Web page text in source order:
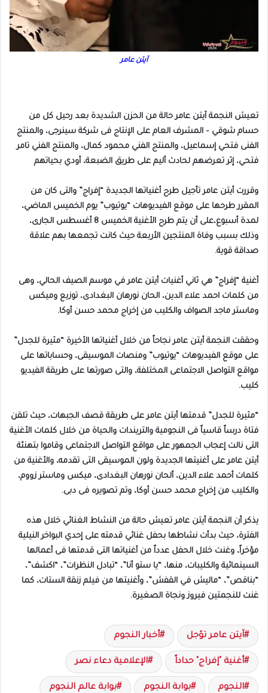
آيتن عامر
تعيش النجمة آيتن عامر حالة من الحزن الشديدة بعد رحيل كل من
حسام شوقي – المشرف العام على الإنتاج فى شركة سينرجى، والمنتج
الفنى فتحي إسماعيل، والمنتج الفني محمود كمال، والمنتج الفني تامر
فتحي، إثر تعرضهم لحادث أليم على طريق الضبعة، أودي بحياتهم
وقررت أيتن عامر تأجيل طرح أغنياتها الجديدة “إفراج” والتى كان من
المقرر طرحها على موقع الفيديوهات “يوتيوب” يوم الخميس الماضي،
لمدة أسبوع،على أن يتم طرح الأغنية الخميس 8 أغسطس الجارى،
وذلك بسبب وفاة المنتجين الأربعة حيث كانت تجمعها بهم علاقة
صداقة قوية.
أغنية “إفراج” هي ثاني أغنيات أيتن عامر في موسم الصيف الحالي، وهى
من كلمات احمد علاء الدين، الحان نورهان البغدادى، توزيع وميكس
وماستر ماجد الصواف والكليب من إخراج محمد حسن أوكا.
وحققت النجمة أيتن عامر نجاحاً من خلال أغنياتها الأخيرة “مثيرة للجدل”
على موقع الفيديوهات “يوتيوب” ومنصات الموسيقى، وحساباتها على
مواقع التواصل الاجتماعى المختلفة، والتى صورتها على طريقة الفيديو
كليب.
“مثيرة للجدل” قدمتها أيتن عامر على طريقة قصف الجبهات، حيث تلقن
فتاة درساً قاسياً فى النجومية والتريندات والحياة من خلال كلمات الأغنية
التى نالت إعجاب الجمهور على مواقع التواصل الاجتماعى وقاموا بتهنئة
أيتن عامر على أغنيتها الجديدة ولون الموسيقى التى تقدمه، والأغنية من
كلمات أحمد علاء الدين، ألحان نورهان البغدادى، ميكس وماستر زووم،
والكليب من إخراج محمد حسن أوكا، وتم تصويره فى دبى.
يذكر أن النجمة أيتن عامر تعيش حالة من النشاط الغنائي خلال هذه
الفترة، حيث بدأت نشاطها بحفل غنائي قدمته على إحدي البواخر النيلية
مؤخراً، وغنت خلال الحفل عدداً من أغنياتها التى قدمتها فى أعمالها
السينمائية والكليبات، منها، “يا ستو أنا”، “تبادل النظرات”، “اكشف”،
“بناقص”، “ماليش في القفش”، وأغنيتها من فيلم زنقة الستات، كما
غنت للنجمتين فيروز ونجاة الصغيرة.
آيتن عامر تؤجل أخبار النجوم
أغنية "إفراج" حداداً الإعلامية دعاء نصر
النجوم بوابة النجوم بوابة عالم النجوم